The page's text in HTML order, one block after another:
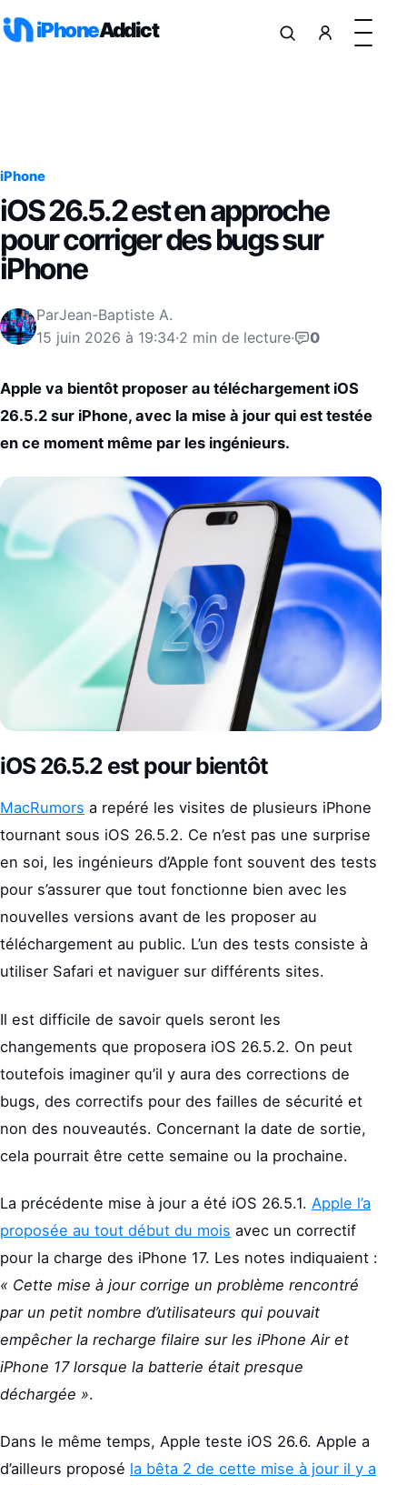
iPhoneAddict
iPhone
iOS 26.5.2 est en approche
pour corriger des bugs sur
iPhone
ParJean-Baptiste A.
15 juin 2026 à 19:34·2 min de lecture· 0
Apple va bientôt proposer au téléchargement iOS
26.5.2 sur iPhone, avec la mise à jour qui est testée
en ce moment même par les ingénieurs.
iOS 26.5.2 est pour bientôt
MacRumors a repéré les visites de plusieurs iPhone
tournant sous iOS 26.5.2. Ce n’est pas une surprise
en soi, les ingénieurs d’Apple font souvent des tests
pour s’assurer que tout fonctionne bien avec les
nouvelles versions avant de les proposer au
téléchargement au public. L’un des tests consiste à
utiliser Safari et naviguer sur différents sites.
Il est difficile de savoir quels seront les
changements que proposera iOS 26.5.2. On peut
toutefois imaginer qu’il y aura des corrections de
bugs, des correctifs pour des failles de sécurité et
non des nouveautés. Concernant la date de sortie,
cela pourrait être cette semaine ou la prochaine.
La précédente mise à jour a été iOS 26.5.1. Apple l’a
proposée au tout début du mois avec un correctif
pour la charge des iPhone 17. Les notes indiquaient :
« Cette mise à jour corrige un problème rencontré
par un petit nombre d’utilisateurs qui pouvait
empêcher la recharge filaire sur les iPhone Air et
iPhone 17 lorsque la batterie était presque
déchargée ».
Dans le même temps, Apple teste iOS 26.6. Apple a
d’ailleurs proposé la bêta 2 de cette mise à jour il y a